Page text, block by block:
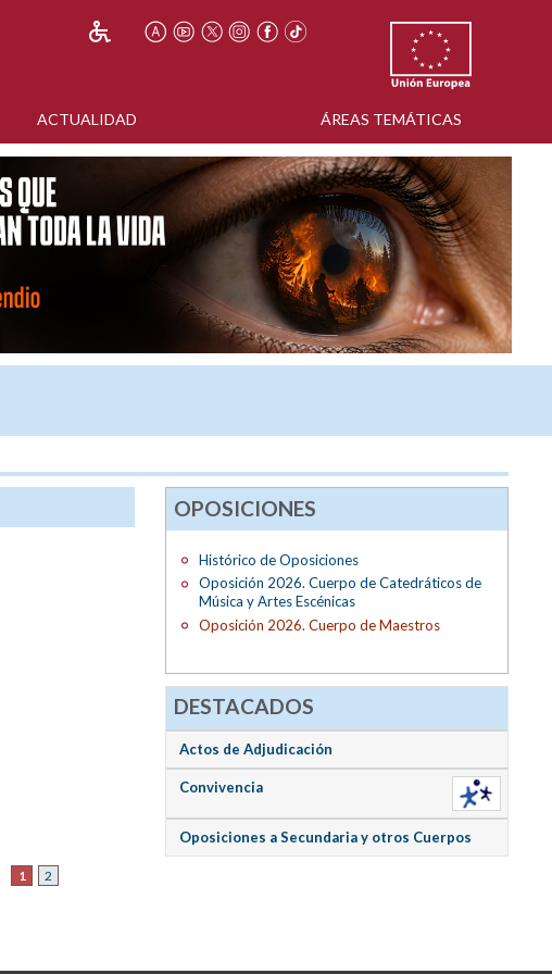
ACTUALIDAD ÁREAS TEMÁTICAS
1 2
OPOSICIONES
Histórico de Oposiciones
Oposición 2026. Cuerpo de Catedráticos de
Música y Artes Escénicas
Oposición 2026. Cuerpo de Maestros
DESTACADOS
Actos de Adjudicación
Convivencia
Oposiciones a Secundaria y otros Cuerpos